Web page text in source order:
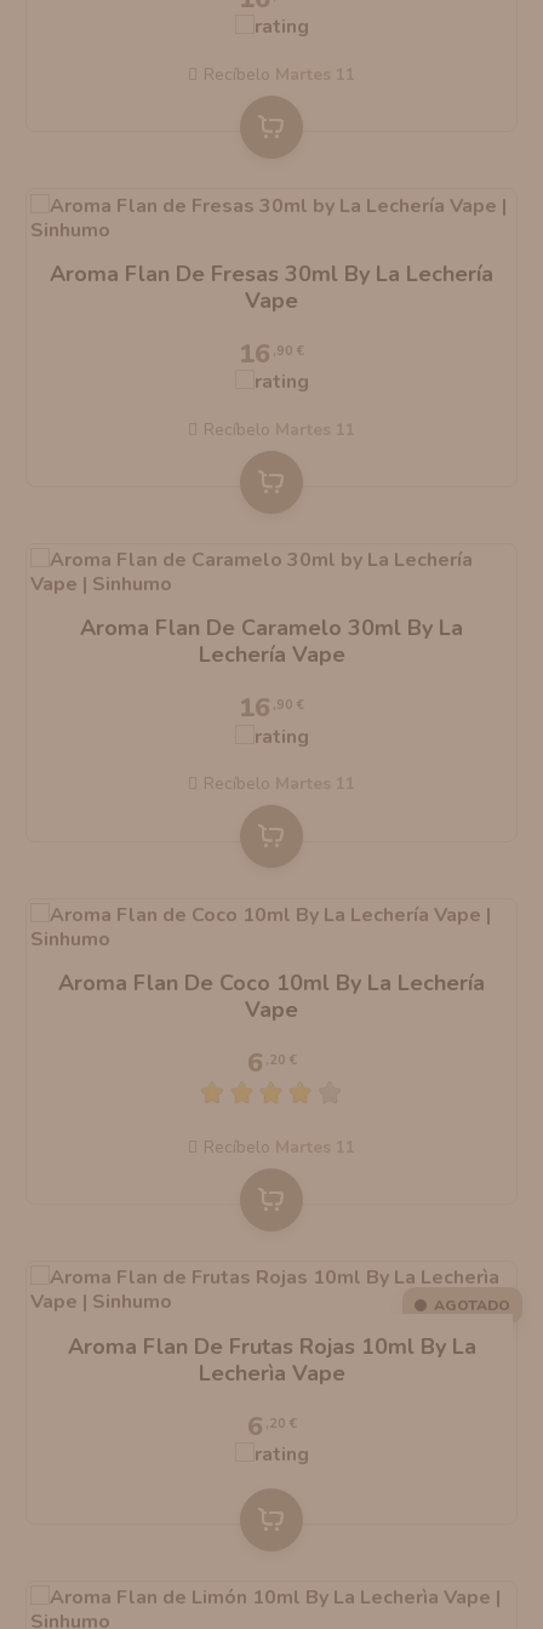
Recíbelo martes 11
Aroma Flan De Fresas 30ml By La Lechería
Vape
16 ,90 €
Recíbelo martes 11
Aroma Flan De Caramelo 30ml By La
Lechería Vape
16 ,90 €
Recíbelo martes 11
Aroma Flan De Coco 10ml By La Lechería
Vape
6 ,20 €
Recíbelo martes 11
Aroma Flan De Frutas Rojas 10ml By La
Lecherìa Vape
6 ,20 €
AGOTADO
RESISTENCIAS ARTESANALES RECOMENDADAS
ATOMIZADOR DEAD RABBIT RDA
ATOMIZADOR DEAD RABBIT RTA